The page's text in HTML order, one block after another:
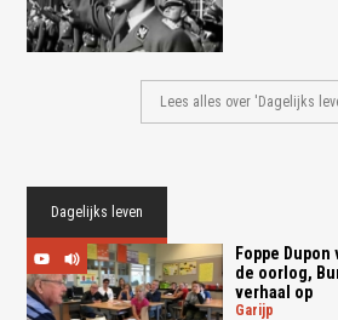
Lees alles over 'Dagelijks
Dagelijks leven
Foppe
de oorlog,
verhaal op
garijp